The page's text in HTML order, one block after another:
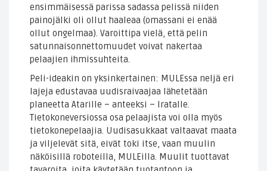
ensimmäisessä parissa sadassa pelissä niiden
painojälki oli ollut haaleaa (omassani ei enää
ollut ongelmaa). Varoittipa vielä, että pelin
satunnaisonnettomuudet voivat nakertaa
pelaajien ihmissuhteita.
Peli-ideakin on yksinkertainen: MULEssa neljä eri
lajeja edustavaa uudisraivaajaa lähetetään
planeetta Atarille – anteeksi – Iratalle.
Tietokoneversiossa osa pelaajista voi olla myös
tietokonepelaajia. Uudisasukkaat valtaavat maata
ja viljelevät sitä, eivät toki itse, vaan muulin
näköisillä roboteilla, MULEilla. Muulit tuottavat